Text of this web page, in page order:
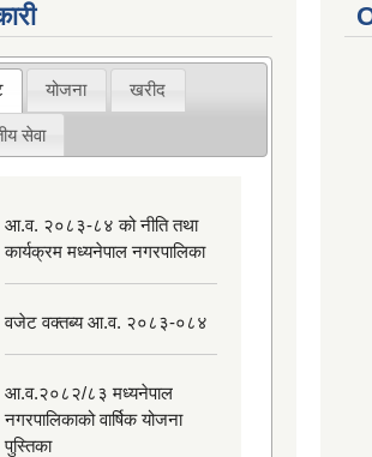
योजना खरीद
सेवा
आ.व. २०८३-८४ को नीति तथा
कार्यक्रम मध्यनेपाल नगरपालिका
वजेट वक्तब्य आ.व. २०८३-०८४
आ.व.२०८२/८३ मध्यनेपाल
नगरपालिकाको वार्षिक योजना
पुस्तिका